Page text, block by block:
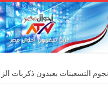
التسعينات يعيدون ذكريات